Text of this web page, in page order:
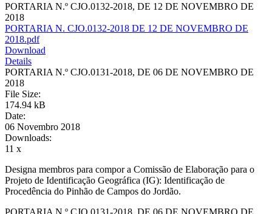
PORTARIA N.º CJO.0132-2018, DE 12 DE NOVEMBRO DE
2018
PORTARIA N. CJO.0132-2018 DE 12 DE NOVEMBRO DE
2018.pdf
Download
Details
PORTARIA N.º CJO.0131-2018, DE 06 DE NOVEMBRO DE
2018
File Size:
174.94 kB
Date:
06 Novembro 2018
Downloads:
11 x
Designa membros para compor a Comissão de Elaboração para o
Projeto de Identificação Geográfica (IG): Identificação de
Procedência do Pinhão de Campos do Jordão.
PORTARIA N.º CJO.0131-2018, DE 06 DE NOVEMBRO DE